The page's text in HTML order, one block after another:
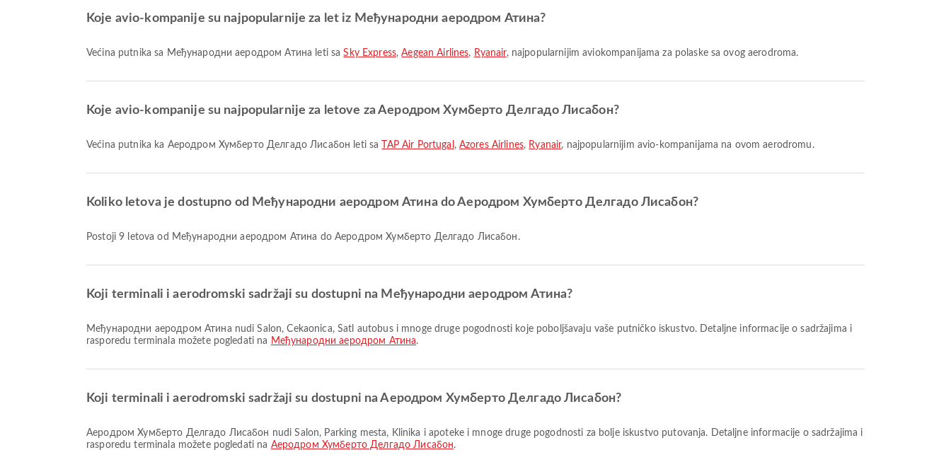
Koje avio-kompanije su najpopularnije za let iz Међународни аеродром Атина?
Većina putnika sa Међународни аеродром Атина leti saSky Express,Aegean Airlines, Ryanair, najpopularnijim aviokompanijama za polaske sa ovog aerodroma.
Koje avio-kompanije su najpopularnije za letove za Aеродром Хумберто Делгадо Лисабон?
Većina putnika ka Aеродром Хумберто Делгадо Лисабон leti sa TAP Air Portugal , Azores Airlines, Ryanair, najpopularnijim avio-kompanijama na ovom aerodromu.
Koliko letova je dostupno od Међународни аеродром Атина do Aеродром Хумберто Делгадо Лисабон?
Postoji 9 letova od Међународни аеродром Атина do Aеродром Хумберто Делгадо Лисабон.
Koji terminali i aerodromski sadržaji su dostupni na Међународни аеродром Атина?
Међународни аеродром Атина nudi Salon, Čekaonica, Šatl autobus i mnoge druge pogodnosti koje poboljšavaju vaše putničko iskustvo. Detaljne informacije o sadržajima i
rasporedu terminala možete pogledati na Међународни аеродром Атина.
Koji terminali i aerodromski sadržaji su dostupni na Aеродром Хумберто Делгадо Лисабон?
Aеродром Хумберто Делгадо Лисабон nudi Salon, Parking mesta, Klinika i apoteke i mnoge druge pogodnosti za bolje iskustvo putovanja. Detaljne informacije o sadržajima i
rasporedu terminala možete pogledati na Aеродром Хумберто Делгадо Лисабон.